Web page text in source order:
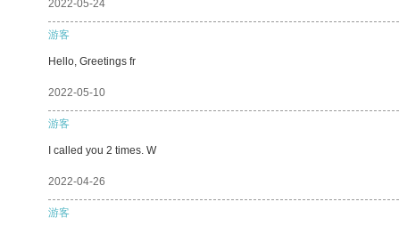
2022-05-24
游客
Hello, Greetings fr
2022-05-10
游客
I called you 2 times. W
2022-04-26
游客